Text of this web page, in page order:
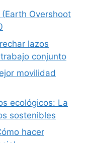
Overshoot
lazos
conjunto
movilidad
ecológicos: La
sostenibles
hacer